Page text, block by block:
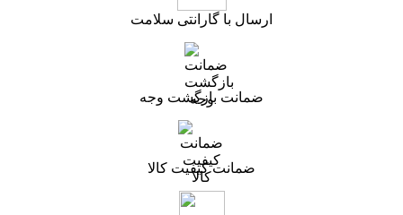
ارسال با گارانتی سلامت
ضمانت بازگشت وجه
ضمانت کیفیت کالا